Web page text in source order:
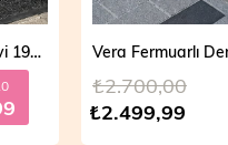
Mira Taşlı Kot İkili Takım Koyu Mavi 19286
₺2.499,99
₺2.700,00